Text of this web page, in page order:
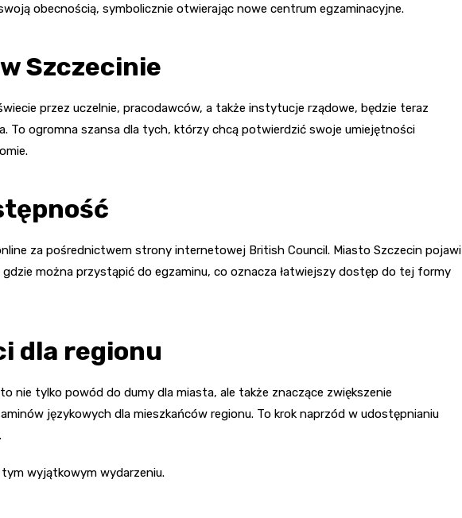
obecnością, symbolicznie otwierając nowe centrum egzaminacyjne.
Szczecinie
przez uczelnie, pracodawców, a także instytucje rządowe, będzie teraz
To ogromna szansa dla tych, którzy chcą potwierdzić swoje umiejętności
za pośrednictwem strony internetowej British Council. Miasto Szczecin pojawi
można przystąpić do egzaminu, co oznacza łatwiejszy dostęp do tej formy
dla regionu
nie tylko powód do dumy dla miasta, ale także znaczące zwiększenie
językowych dla mieszkańców regionu. To krok naprzód w udostępnianiu
tym wyjątkowym wydarzeniu.